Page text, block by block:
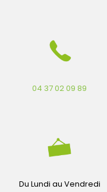
04 37 02 09 89
Du Lundi au Vendredi